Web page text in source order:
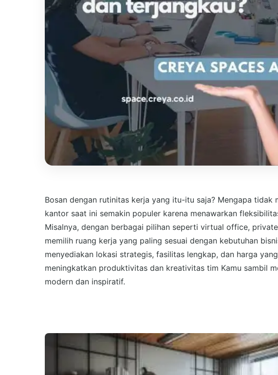
Bosan dengan rutinitas kerja yang itu-itu saja? Mengapa tidak
kantor saat ini semakin populer karena menawarkan
Misalnya, dengan berbagai pilihan seperti virtual office,
memilih ruang kerja yang paling sesuai dengan kebutuhan
menyediakan lokasi strategis, fasilitas lengkap, dan harga
meningkatkan produktivitas dan kreativitas tim Kamu sambil
modern dan inspiratif.